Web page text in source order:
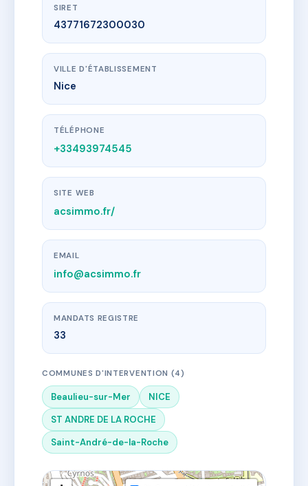
SIRET
43771672300030
VILLE D'ÉTABLISSEMENT
Nice
TÉLÉPHONE
+33493974545
SITE WEB
acsimmo.fr/
EMAIL
info@acsimmo.fr
MANDATS REGISTRE
33
COMMUNES D'INTERVENTION (4)
Beaulieu-sur-Mer
NICE
ST ANDRE DE LA ROCHE
Saint-André-de-la-Roche